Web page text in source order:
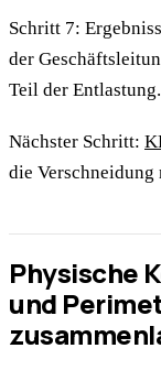
Schritt 7:
der
Teil der Entlastung.
Nächster Schritt:
die
Physische
und